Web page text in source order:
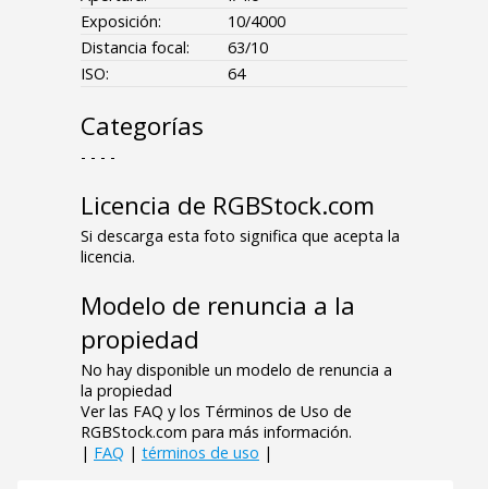
Exposición:
10/4000
Distancia focal:
63/10
ISO:
64
Categorías
- - - -
Licencia de RGBStock.com
Si descarga esta foto significa que acepta la
licencia.
Modelo de renuncia a la
propiedad
No hay disponible un modelo de renuncia a
la propiedad
Ver las FAQ y los Términos de Uso de
RGBStock.com para más información.
| FAQ | términos de uso |